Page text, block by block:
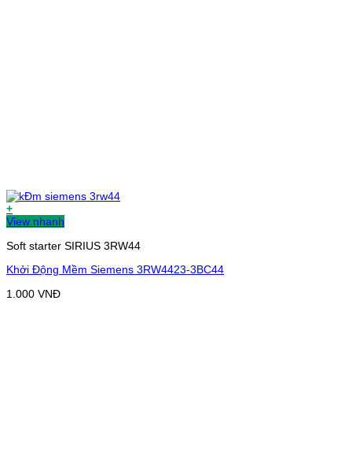
+
View nhanh
Soft starter SIRIUS 3RW44
Khởi Động Mềm Siemens 3RW4423-3BC44
1.000 VNĐ